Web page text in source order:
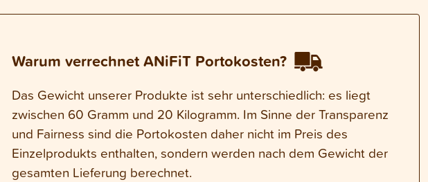
Warum verrechnet ANiFiT Portokosten?
Das Gewicht unserer Produkte ist sehr unterschiedlich: es liegt
zwischen 60 Gramm und 20 Kilogramm. Im Sinne der Transparenz
und Fairness sind die Portokosten daher nicht im Preis des
Einzelprodukts enthalten, sondern werden nach dem Gewicht der
gesamten Lieferung berechnet.